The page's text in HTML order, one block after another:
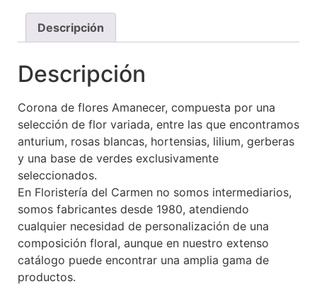
Descripción
Descripción
Corona de flores Amanecer, compuesta por una
selección de flor variada, entre las que encontramos
anturium, rosas blancas, hortensias, lilium, gerberas
y una base de verdes exclusivamente
seleccionados.
En Floristería del Carmen no somos intermediarios,
somos fabricantes desde 1980, atendiendo
cualquier necesidad de personalización de una
composición floral, aunque en nuestro extenso
catálogo puede encontrar una amplia gama de
productos.